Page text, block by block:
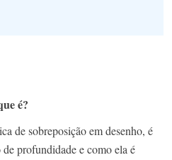
é?
de sobreposição em desenho, é
profundidade e como ela é